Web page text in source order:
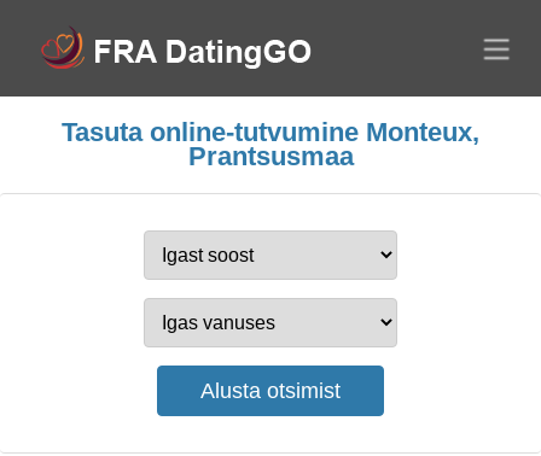
Tasuta online-tutvumine Monteux,
Prantsusmaa